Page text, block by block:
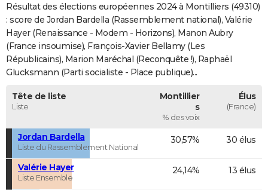
COPAINS D'AVANT
S'inscrire
Se connecter
Lycées
Collèges
Primaires
Universités
Entreprises
Service militaire
Avis de recherche
AVIS DE DÉCÈS
FORUM
Résultat des élections européennes 2024 à Montilliers (49310)
: score de Jordan Bardella (Rassemblement national), Valérie
Hayer (Renaissance - Modem - Horizons), Manon Aubry
(France insoumise), François-Xavier Bellamy (Les
Républicains), Marion Maréchal (Reconquête !), Raphaël
Glucksmann (Parti socialiste - Place publique)...
Tête de liste
Liste
Montillier
s
% des voix
Élus
(France)
Jordan Bardella
Liste du Rassemblement National
30,57% 30 élus
Valérie Hayer
Liste Ensemble
24,14% 13 élus